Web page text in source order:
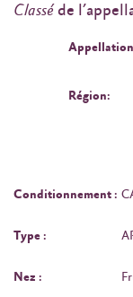
Classéde
Région:
Conditionnement :
Type :
Nez :